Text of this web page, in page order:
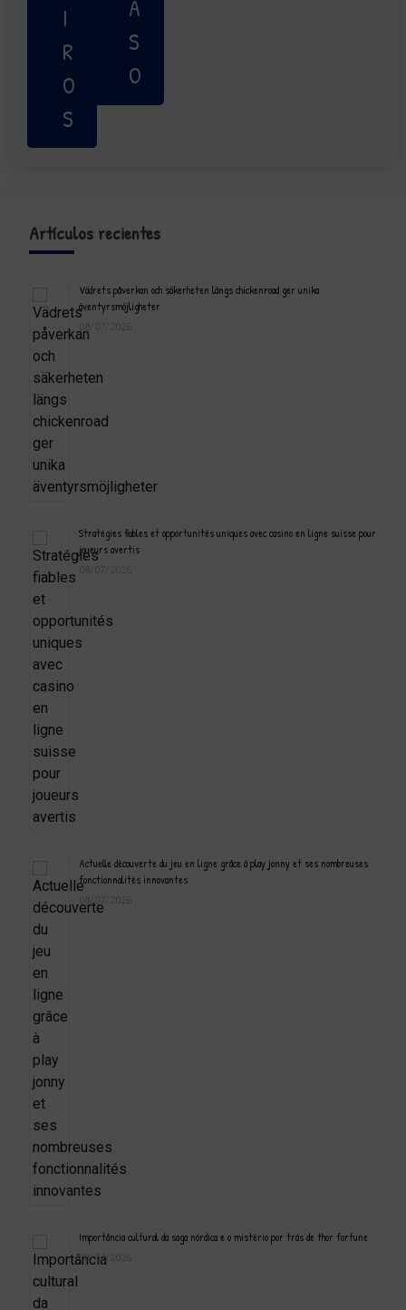
I
R
O
S
A
S
O
Artículos recientes
Vädrets påverkan och säkerheten längs chickenroad ger unika
äventyrsmöjligheter
Stratégies fiables et opportunités uniques avec casino en ligne suisse pour
joueurs avertis
Actuelle découverte du jeu en ligne grâce à play jonny et ses nombreuses
fonctionnalités innovantes
08/07/2026
Importância cultural da saga nórdica e o mistério por trás de thor fortune
08/07/2026